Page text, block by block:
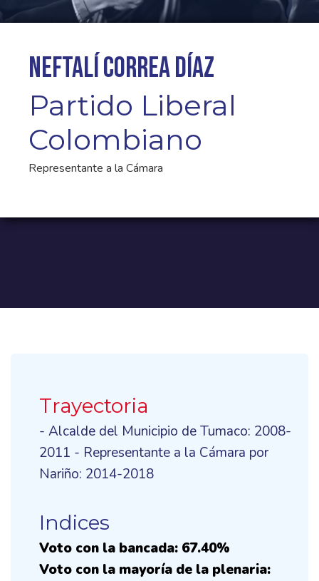
Neftalí Correa Díaz
Partido Liberal
Colombiano
Representante a la Cámara
Trayectoria
- Alcalde del Municipio de Tumaco: 2008-
2011 - Representante a la Cámara por
Nariño: 2014-2018
Indices
Voto con la bancada: 67.40%
Voto con la mayoría de la plenaria: